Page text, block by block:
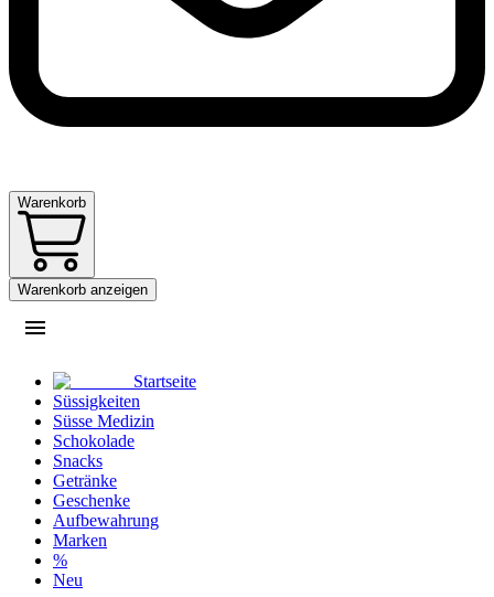
Warenkorb
Warenkorb anzeigen
Startseite
Süssigkeiten
Süsse Medizin
Schokolade
Snacks
Getränke
Geschenke
Aufbewahrung
Marken
%
Neu